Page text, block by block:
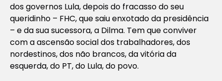
dos governos Lula, depois do fracasso do seu
queridinho – FHC, que saiu enxotado da presidência
– e da sua sucessora, a Dilma. Tem que conviver
com a ascensão social dos trabalhadores, dos
nordestinos, dos não brancos, da vitória da
esquerda, do PT, do Lula, do povo.